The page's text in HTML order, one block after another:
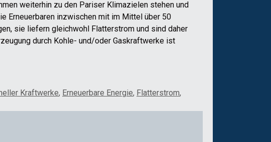
weiterhin zu den Pariser Klimazielen stehen und
Erneuerbaren inzwischen mit im Mittel über 50
sie liefern gleichwohl Flatterstrom und sind daher
durch Kohle- und/oder Gaskraftwerke ist
Kraftwerke, Erneuerbare Energie, Flatterstrom,